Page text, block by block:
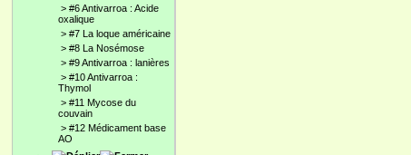
> #6 Antivarroa : Acide
oxalique
> #7 La loque américaine
> #8 La Nosémose
> #9 Antivarroa : lanières
> #10 Antivarroa :
Thymol
> #11 Mycose du
couvain
> #12 Médicament base
AO